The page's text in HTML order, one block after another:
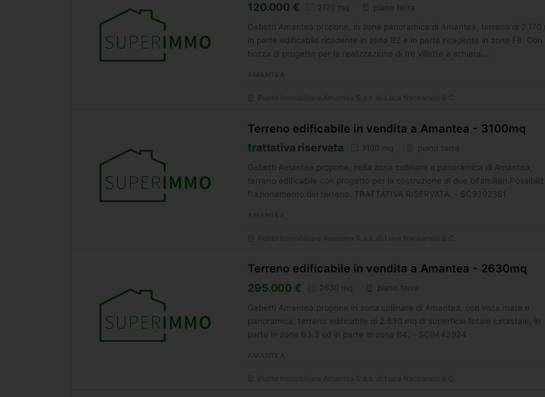
120.000 € 2170 mq piano terra
Gabetti Amantea propone, in zona panoramica di Amantea, terreno di 2.170
in parte edificabile ricadente in zona B2 e in parte ricadente in zona F8. Con
bozza di progetto per la realizzazione di tre villette a schiera....
Terreno edificabile in vendita a Amantea - 3100mq
trattativa riservata 3100 mq piano terra
Gabetti Amantea propone, nella zona collinare e panoramica di Amantea,
terreno edificabile con progetto per la costruzione di due
frazionamento del terreno. TRATTATIVA RISERVATA. - SC9392361
Terreno edificabile in vendita a Amantea - 2630mq
295.000 € 2630 mq piano terra
Gabetti Amantea propone in zona collinare di Amantea, con vista mare e
panoramica, terreno edificabile di 2.630 mq di superficie totale catastale, in
parte in zona B3.2 ed in parte in zona B4. - SC9443924